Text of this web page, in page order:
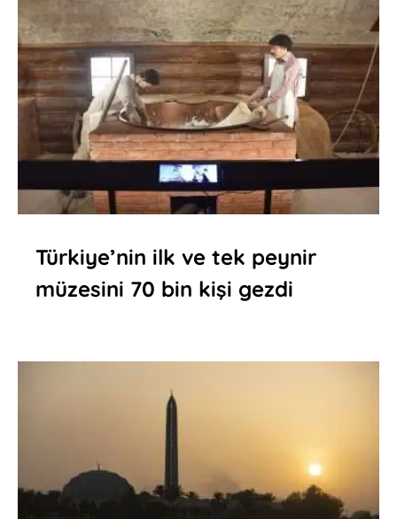
Türkiye’nin ilk ve tek peynir
müzesini 70 bin kişi gezdi